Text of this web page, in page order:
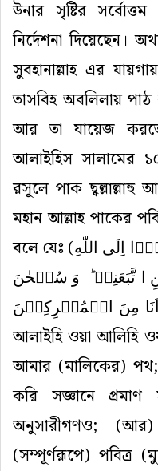
উনার সৃষ্টির
নির্দেশনা দিয়েছেন।
সুবহানাল্লাহ এর
তাসবিহ অবলিলায় পাঠ
আর তা যায়েজ
আলাইহিস সালামের
রসূলে পাক ছ্বল্লাল্লাহু
মহান আল্লাহ পাকের
বলে যেঃ (اللّٰهِ
اتَّبَعَنِیۡ ؕ وَ سُبۡحٰنَ
اَنَا مِنَ الۡمُشۡرِکِیۡنَ
আলাইহি ওয়া আলিহি
আমার (মালিকের)
করি সজ্ঞানে
অনুসারীগণও;
(সম্পূর্ণরূপে) পবিত্র